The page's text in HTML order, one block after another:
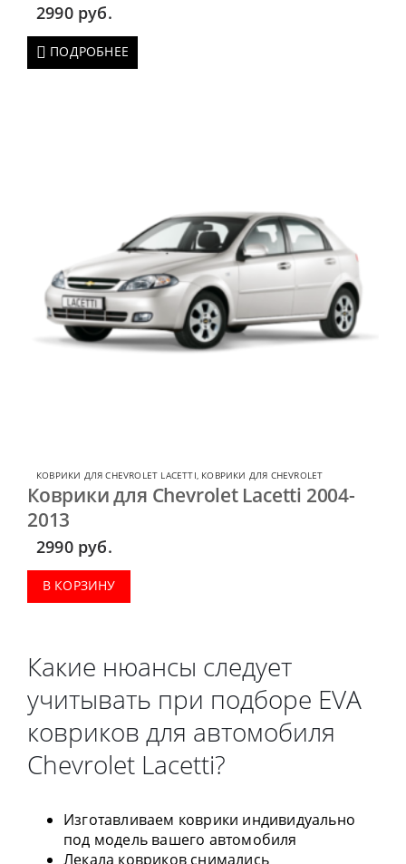
2990 руб.
ПОДРОБНЕЕ
КОВРИКИ ДЛЯ CHEVROLET LACETTI КОВРИКИ ДЛЯ CHEVROLET
Коврики для Chevrolet Lacetti 2004-
2013
2990 руб.
В КОРЗИНУ
Какие нюансы следует
учитывать при подборе EVA
ковриков для автомобиля
Chevrolet Lacetti?
Изготавливаем коврики индивидуально
под модель вашего автомобиля
Лекала ковриков снимались